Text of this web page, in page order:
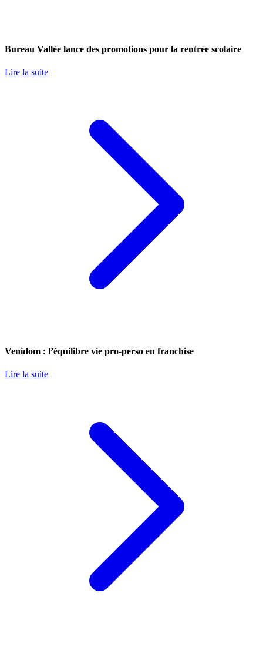
Bureau Vallée lance des promotions pour la rentrée scolaire
Lire la suite
Venidom : l’équilibre vie pro-perso en franchise
Lire la suite